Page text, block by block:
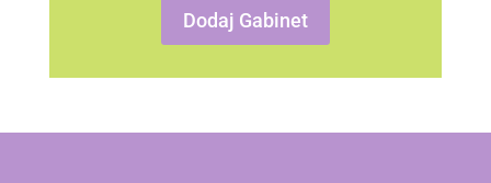
Dodaj Gabinet